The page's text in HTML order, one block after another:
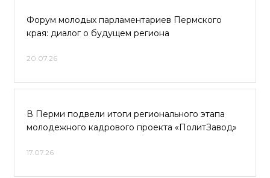
Форум молодых парламентариев Пермского
края: диалог о будущем региона
20.07.26
В Перми подвели итоги регионального этапа
молодежного кадрового проекта «ПолитЗавод»
17.07.26